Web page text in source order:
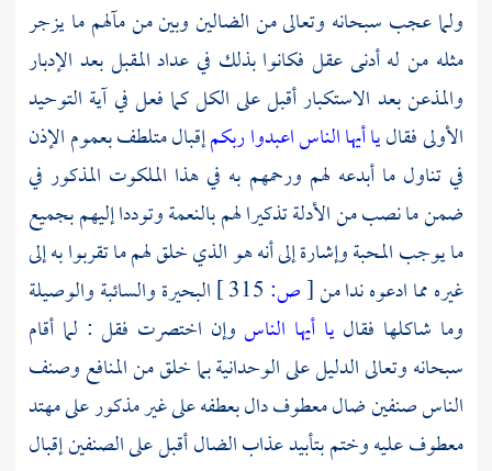
ولما عجب سبحانه وتعالى من الضالين وبين من مآلهم ما يزجر
مثله من له أدنى عقل فكانوا بذلك في عداد المقبل بعد الإدبار
والمذعن بعد الاستكبار أقبل على الكل كما فعل في آية التوحيد
الأولى فقاليا أيها الناس اعبدوا ربكمإقبال متلطف بعموم الإذن
في تناول ما أبدعه لهم ورحمهم به في هذا الملكوت المذكور في
ضمن ما نصب من الأدلة تذكيرا لهم بالنعمة وتوددا إليهم بجميع
ما يوجب المحبة وإشارة إلى أنه هو الذي خلق لهم ما تقربوا به إلى
غيره مما ادعوه ندا من[ص:
البحيرة والسائبة والوصيلة
وما شاكلها فقاليا أيها الناس وإن اختصرت فقل : لما أقام
سبحانه وتعالى الدليل على الوحدانية بما خلق من المنافع وصنف
الناس صنفين ضال معطوف دال بعطفه على غير مذكور على مهتد
معطوف عليه وختم بتأبيد عذاب الضال أقبل على الصنفين إقبال